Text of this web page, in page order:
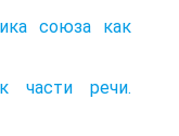
союза как
части речи.